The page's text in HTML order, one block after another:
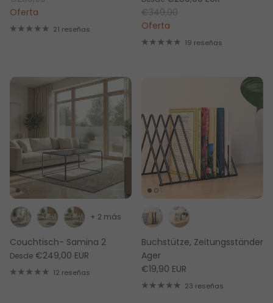
Oferta
21 reseñas
€349,00
Oferta
19 reseñas
Couchtisch- Samina 2
Desde €249,00 EUR
+ 2 más
12 reseñas
Buchstütze, Zeitungsständer
Ager
€19,90 EUR
23 reseñas